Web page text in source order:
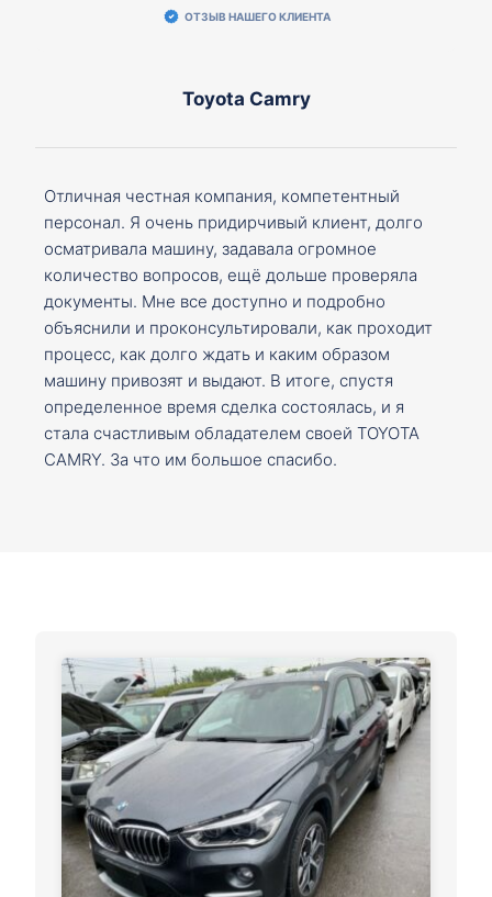
ОТЗЫВ НАШЕГО КЛИЕНТА
Toyota Camry
Отличная честная компания, компетентный
персонал. Я очень придирчивый клиент, долго
осматривала машину, задавала огромное
количество вопросов, ещё дольше проверяла
документы. Мне все доступно и подробно
объяснили и проконсультировали, как проходит
процесс, как долго ждать и каким образом
машину привозят и выдают. В итоге, спустя
определенное время сделка состоялась, и я
стала счастливым обладателем своей TOYOTA
CAMRY. За что им большое спасибо.